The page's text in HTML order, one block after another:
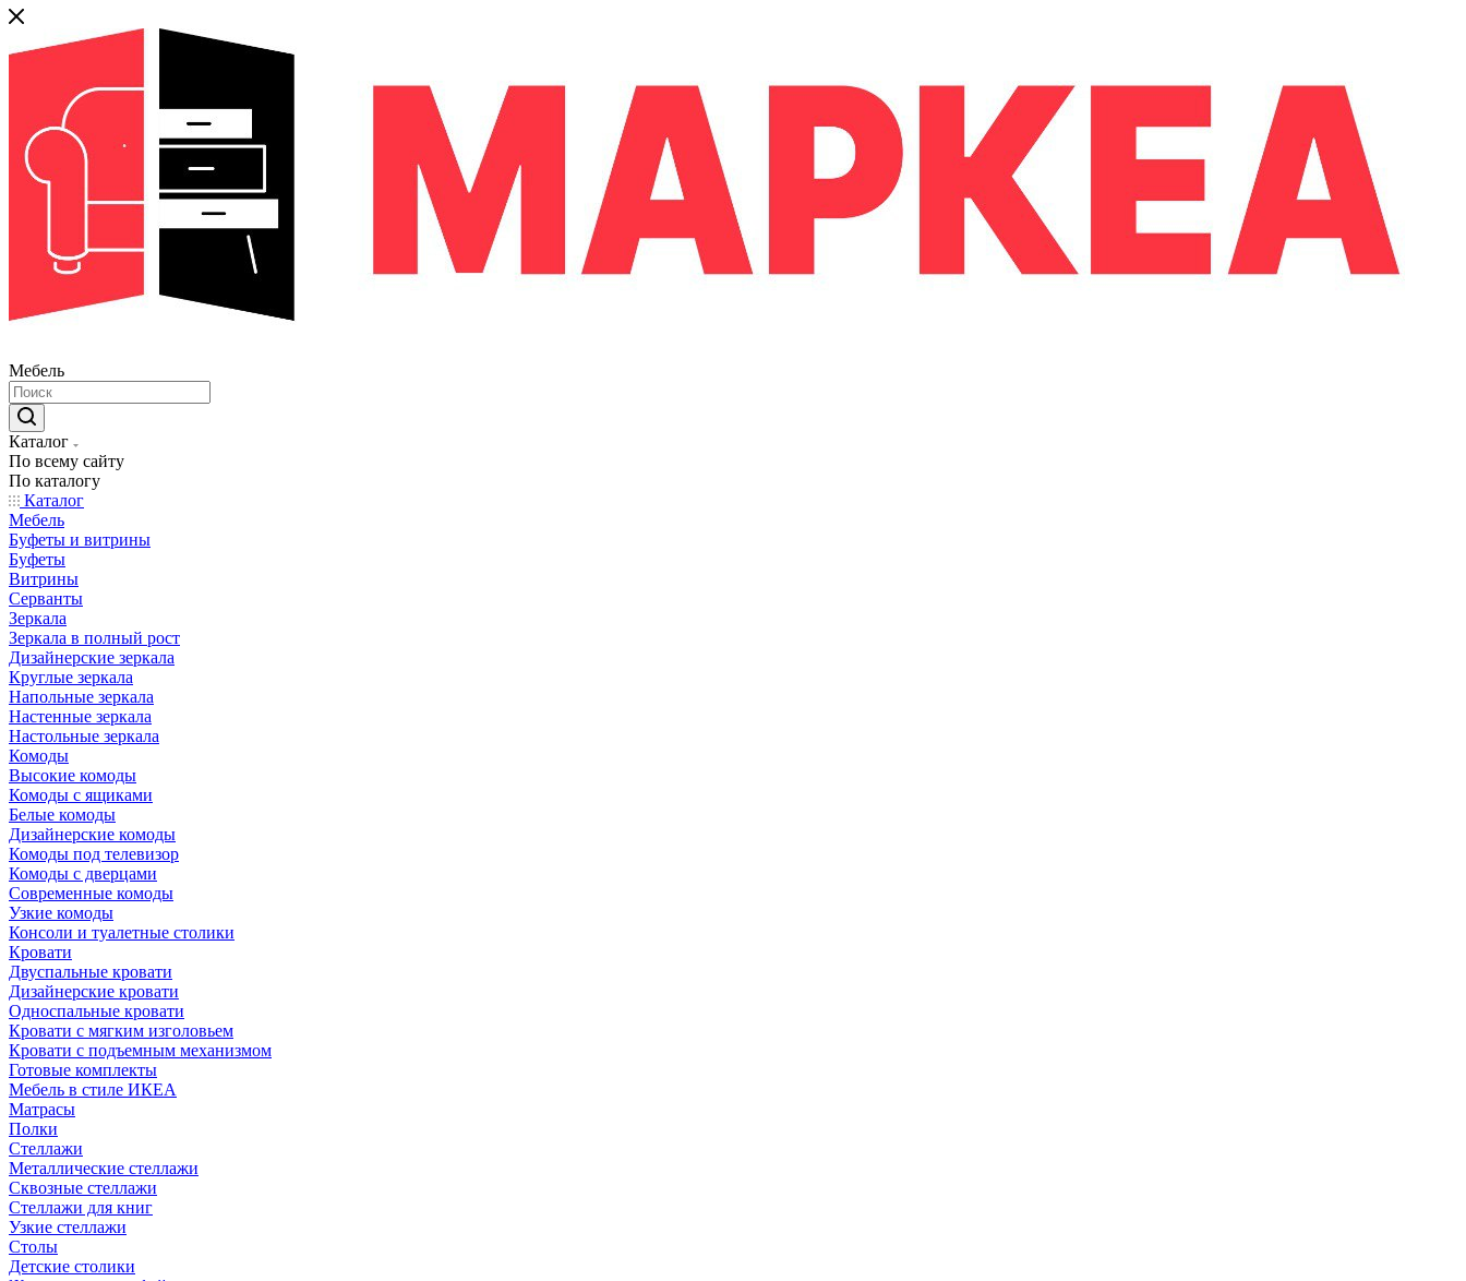
Мебель
Каталог
По всему сайту
По каталогу
Каталог
Мебель
Буфеты и витрины
Буфеты
Витрины
Серванты
Зеркала
Зеркала в полный рост
Дизайнерские зеркала
Круглые зеркала
Напольные зеркала
Настенные зеркала
Настольные зеркала
Комоды
Высокие комоды
Комоды с ящиками
Белые комоды
Дизайнерские комоды
Комоды под телевизор
Комоды с дверцами
Современные комоды
Узкие комоды
Консоли и туалетные столики
Кровати
Двуспальные кровати
Дизайнерские кровати
Односпальные кровати
Кровати с мягким изголовьем
Кровати с подъемным механизмом
Готовые комплекты
Мебель в стиле ИКЕА
Матрасы
Полки
Стеллажи
Металлические стеллажи
Сквозные стеллажи
Стеллажи для книг
Узкие стеллажи
Столы
Детские столики